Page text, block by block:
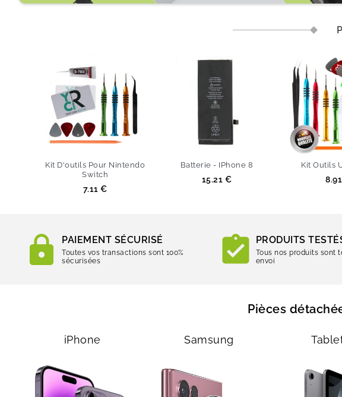
Kit D'outils Pour Nintendo
Switch
Prix
7.11 €
Batterie - IPhone 8
Prix
15.21 €
Kit Outils
Prix
PAIEMENT SÉCURISÉ
Toutes vos transactions sont 100%
sécurisées
PRODUITS
Tous nos produits sont
envoi
Pièces
iPhone Samsung